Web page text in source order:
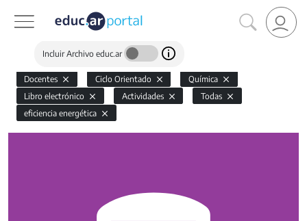
Incluir Archivo educ.ar
Docentes Ciclo Orientado
Química
Libro electrónico
Actividades
Todas
eficiencia energética